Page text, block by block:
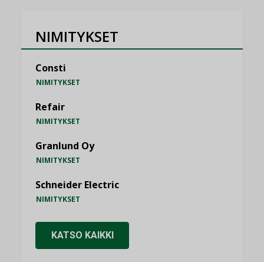
NIMITYKSET
Consti
NIMITYKSET
Refair
NIMITYKSET
Granlund Oy
NIMITYKSET
Schneider Electric
NIMITYKSET
KATSO KAIKKI